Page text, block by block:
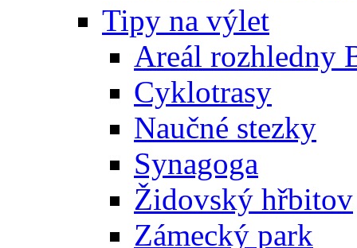
Tipy na výlet
Areál rozhledny
Cyklotrasy
Naučné stezky
Synagoga
Židovský hřbitov
Zámecký park